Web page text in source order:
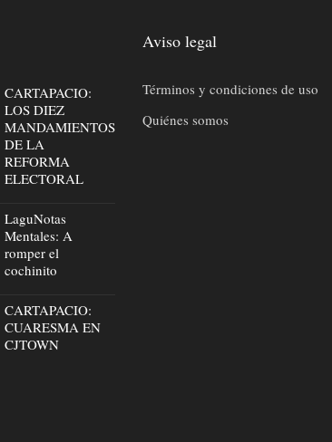
CARTAPACIO:
LOS DIEZ
MANDAMIENTOS
DE LA
REFORMA
ELECTORAL
LaguNotas
Mentales: A
romper el
cochinito
CARTAPACIO:
CUARESMA EN
CJTOWN
Aviso legal
Términos y condiciones de uso
Quiénes somos